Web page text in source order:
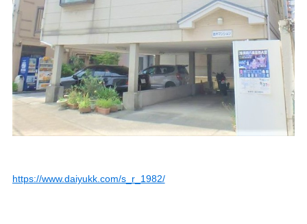
https://www.daiyukk.com/s_r_1982/